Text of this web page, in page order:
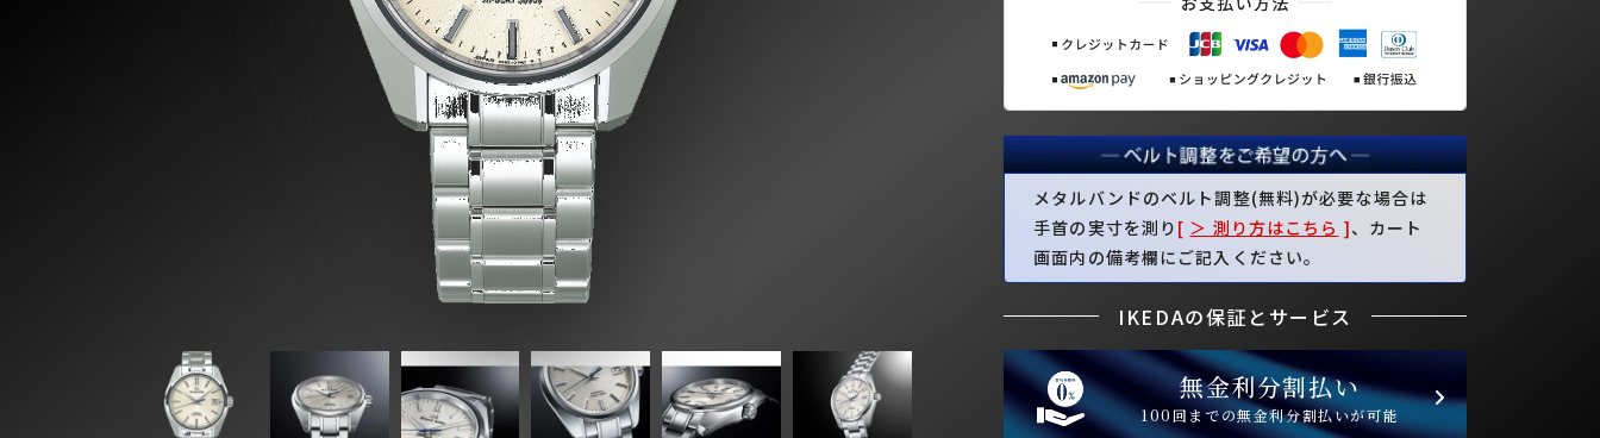
メタルバンドのベルト調整(無料)が必要な場合は
手首の実寸を測り [ ＞ 測り方はこちら ]、カート
画面内の備考欄にご記入ください。
IKEDAの保証とサービス
無金利分割払い
100回までの無金利分割払いが可能